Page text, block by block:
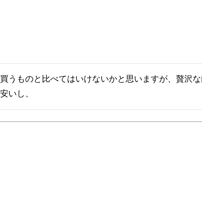
うものと比べてはいけないかと思いますが、贅沢
いし、